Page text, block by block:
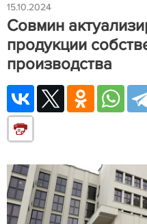
15.10.2024
Совмин
продукции
производства